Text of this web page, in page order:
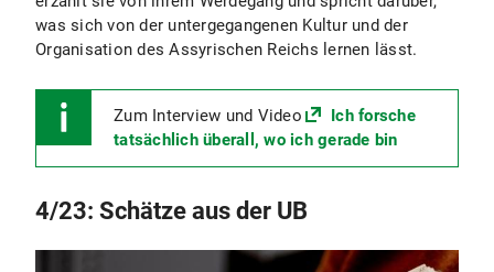
was sich von der untergegangenen Kultur und der
Organisation des Assyrischen Reichs lernen lässt.
Zum Interview und Video
Ich forsche
tatsächlich überall, wo ich gerade bin
4/23: Schätze aus der UB